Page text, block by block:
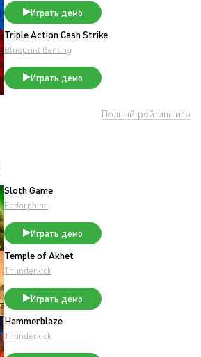
Играть демо
Triple Action Cash Strike
Blueprint Gaming
Играть демо
Полный рейтинг игр
Sloth Game
Endorphina
Играть демо
Temple of Akhet
Thunderkick
Играть демо
Hammerblaze
Thunderkick